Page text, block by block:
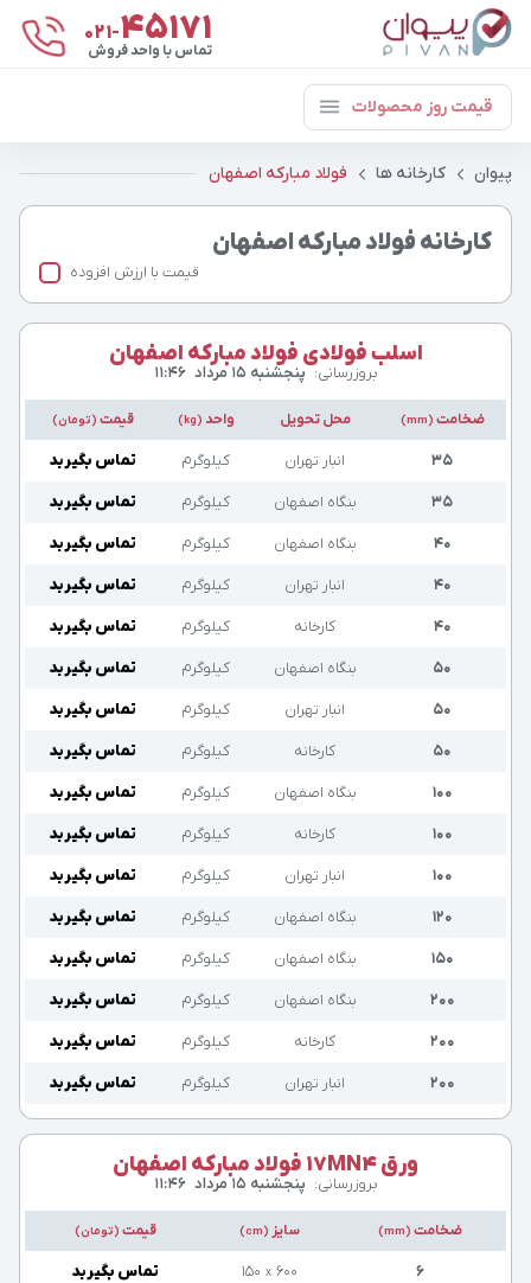
021-۴۵۱۷۱
تماس با واحد فروش
قیمت روز محصولات
پیوان کارخانه ها فولاد مبارکه اصفهان
کارخانه فولاد مبارکه اصفهان
قیمت با ارزش افزوده
اسلب فولادی فولاد مبارکه اصفهان
بروزرسانی: پنجشنبه ۱۵ مرداد ۱۱:۴۶
ضخامت (mm) محل تحویل واحد (kg) قیمت (تومان)
۳۵ انبار تهران کیلوگرم تماس بگیرید
۳۵ بنگاه اصفهان کیلوگرم تماس بگیرید
۴۰ بنگاه اصفهان کیلوگرم تماس بگیرید
۴۰ انبار تهران کیلوگرم تماس بگیرید
۴۰ کارخانه کیلوگرم تماس بگیرید
۵۰ بنگاه اصفهان کیلوگرم تماس بگیرید
۵۰ انبار تهران کیلوگرم تماس بگیرید
۵۰ کارخانه کیلوگرم تماس بگیرید
۱۰۰ بنگاه اصفهان کیلوگرم تماس بگیرید
۱۰۰ کارخانه کیلوگرم تماس بگیرید
۱۰۰ انبار تهران کیلوگرم تماس بگیرید
۱۲۰ بنگاه اصفهان کیلوگرم تماس بگیرید
۱۵۰ بنگاه اصفهان کیلوگرم تماس بگیرید
۲۰۰ بنگاه اصفهان کیلوگرم تماس بگیرید
۲۰۰ کارخانه کیلوگرم تماس بگیرید
۲۰۰ انبار تهران کیلوگرم تماس بگیرید
ورق 17MN4 فولاد مبارکه اصفهان
بروزرسانی: پنجشنبه ۱۵ مرداد ۱۱:۴۶
ضخامت (mm) سایز (cm) قیمت (تومان)
۶ ۶۰۰ x ۱۵۰ تماس بگیرید